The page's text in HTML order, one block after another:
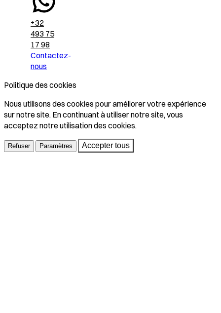
+32
493 75
17 98
Contactez-
nous
Politique des cookies
Nous utilisons des cookies pour améliorer votre expérience
sur notre site. En continuant à utiliser notre site, vous
acceptez notre utilisation des cookies.
Refuser Paramètres Accepter tous